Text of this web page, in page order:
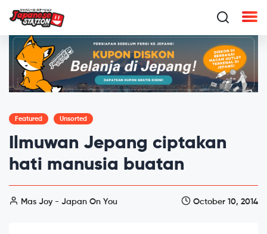
Featured Unsorted
Ilmuwan Jepang ciptakan
hati manusia buatan
Mas Joy - Japan On You October 10, 2014